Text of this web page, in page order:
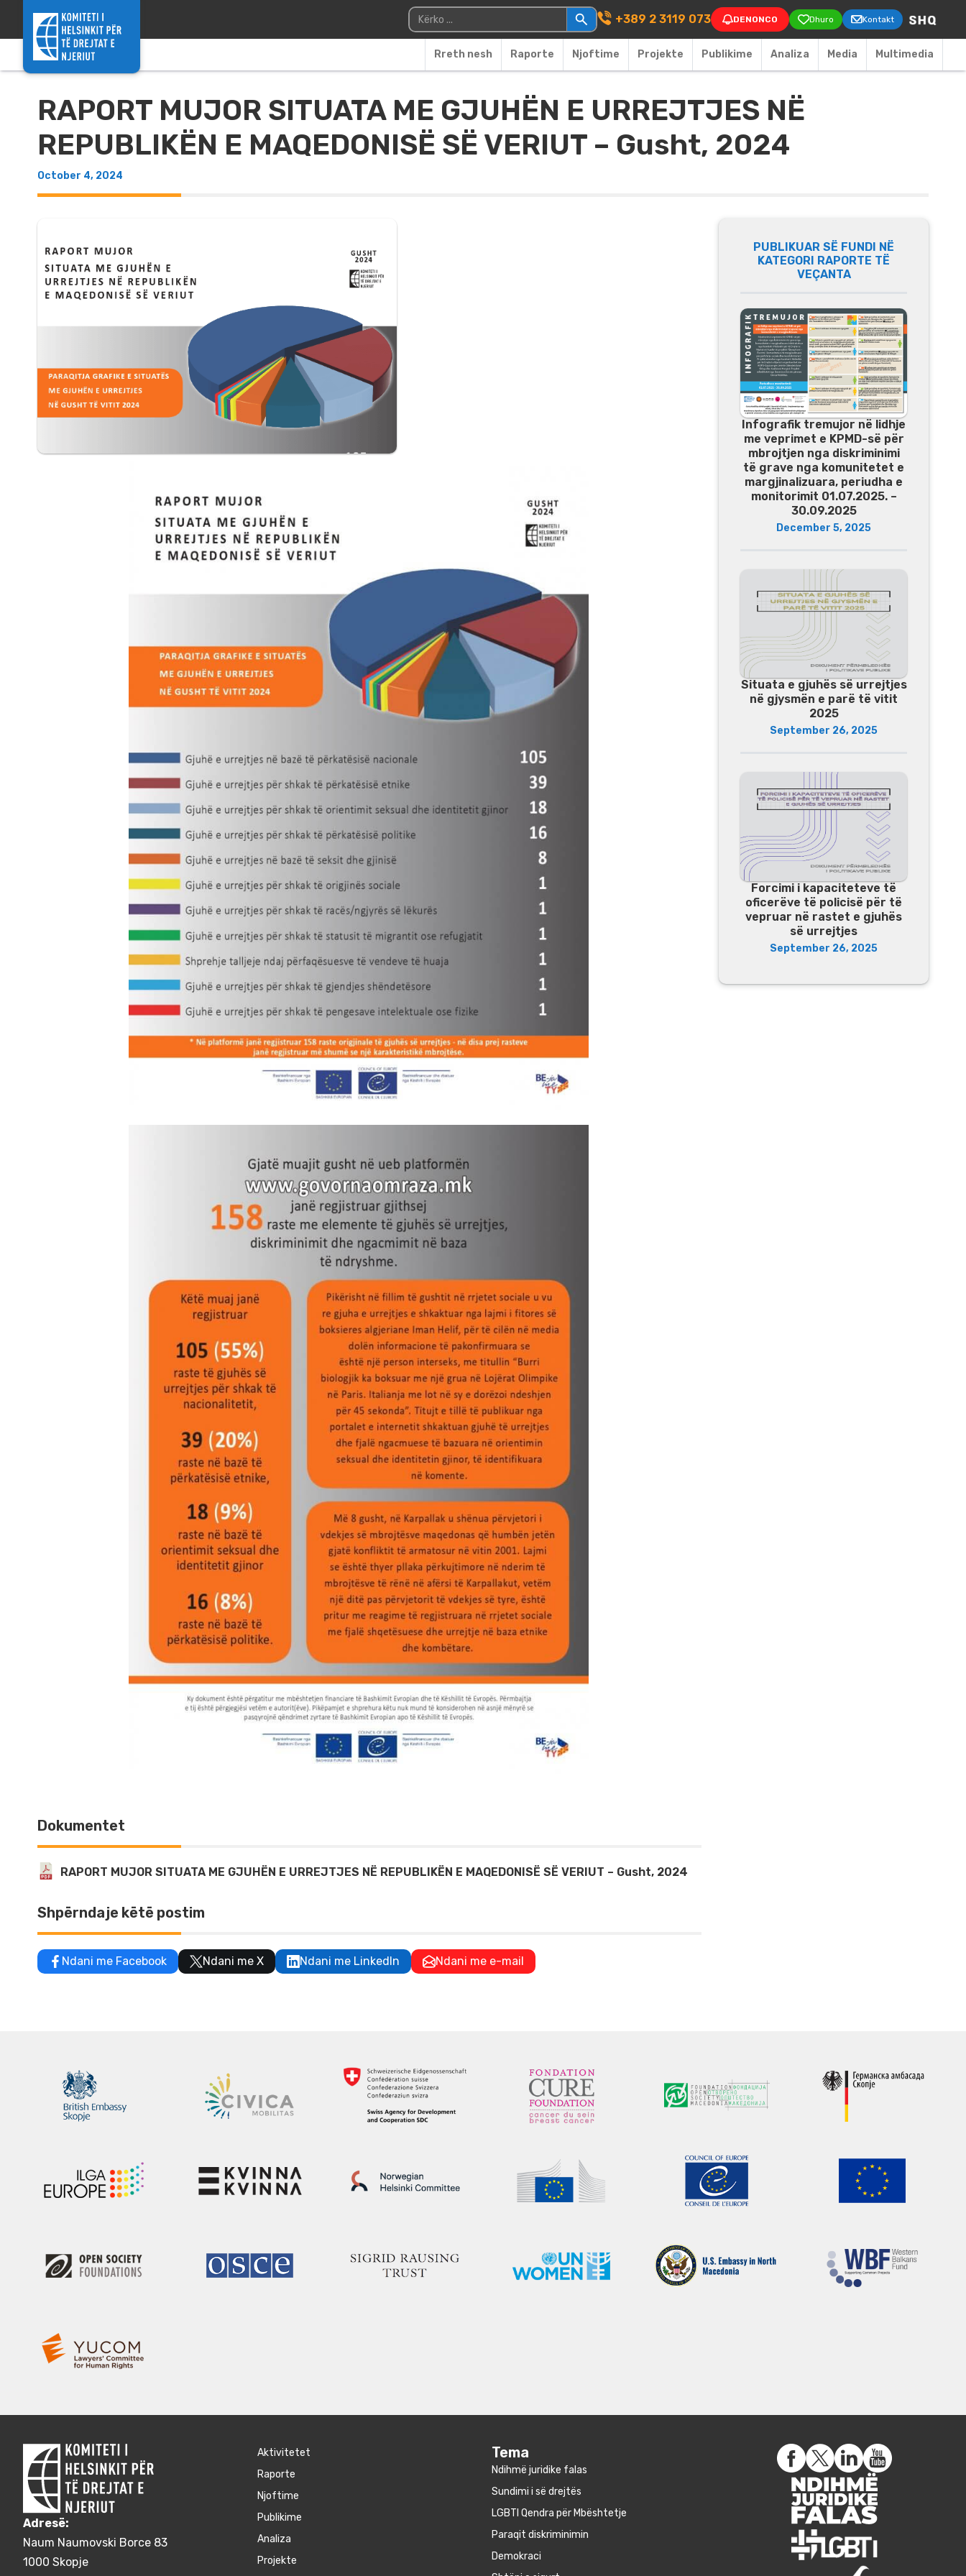
Main Navigation
Kërko për: +389 2 3119 073 DENONCO Dhuro Kontakt
Rreth nesh Raporte Njoftime Projekte Publikime Аnaliza Media Multimedia
RAPORT MUJOR SITUATA ME GJUHËN E URREJTJES NË
REPUBLIKËN E MAQEDONISË SË VERIUT – Gusht, 2024
October 4, 2024
Dokumentet
RAPORT MUJOR SITUATA ME GJUHËN E URREJTJES NË REPUBLIKËN E MAQEDONISË SË VERIUT – Gusht, 2024
Shpërndaje këtë postim
Ndani me Facebook Ndani me X Ndani me LinkedIn Ndani me e-mail
PUBLIKUAR SË FUNDI NË
KATEGORI RAPORTE TË
VEÇANTA
Infografik tremujor në lidhje
me veprimet e KPMD-së për
mbrojtjen nga diskriminimi
të grave nga komunitetet e
margjinalizuara, periudha e
monitorimit 01.07.2025. –
30.09.2025
December 5, 2025
Situata e gjuhës së urrejtjes
në gjysmën e parë të vitit
2025
September 26, 2025
Forcimi i kapaciteteve të
oficerëve të policisë për të
vepruar në rastet e gjuhës
së urrejtjes
September 26, 2025
Adresë:
Naum Naumovski Borce 83
1000 Skopje
Aktivitetet
Raporte
Njoftime
Publikime
Аnaliza
Projekte
Tema
Ndihmë juridike falas
Sundimi i së drejtës
LGBTI Qendra për Mbështetje
Paraqit diskriminimin
Demokraci